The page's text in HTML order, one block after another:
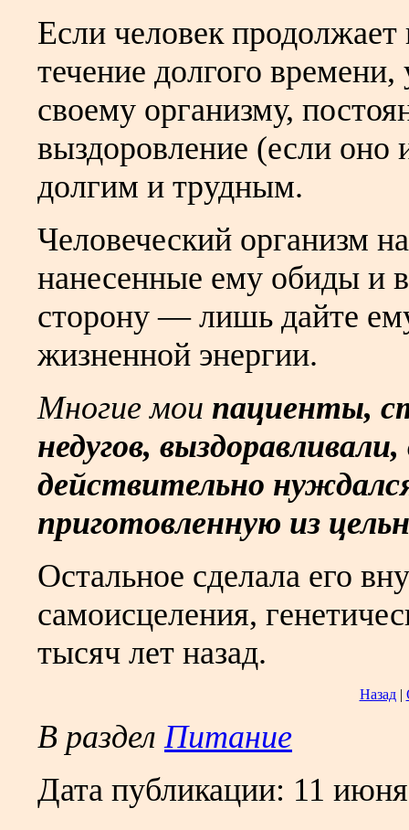
Если человек продолжает
течение долгого
своему организму,
выздоровление (если оно
долгим и трудным.
Человеческий организм
нанесенные ему обиды и
сторону — лишь дайте
жизненной энергии.
Многие мои пациенты,
недугов,
действительно
приготовленную из
Остальное сделала его
самоисцеления,
тысяч лет назад.
Назад|
В разделПитание
Дата публикации: 11